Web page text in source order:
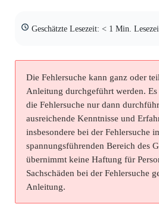
Geschätzte Lesezeit: < 1 Min.
Die Fehlersuche kann ganz oder
Anleitung durchgeführt werden.
die Fehlersuche nur dann
ausreichende Kenntnisse und
insbesondere bei der Fehlersuche
spannungsführenden Bereich des
übernimmt keine Haftung für
Sachschäden bei der Fehlersuche
Anleitung.